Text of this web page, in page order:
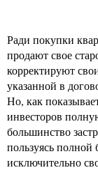
Ради покупки
продают свое
корректируют
указанной в
Но, как
инвесторов
большинство
пользуясь полной
исключительно